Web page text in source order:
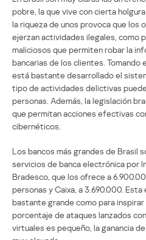
pobre, la que vive con cierta
la riqueza de unos provoca que los
ejerzan actividades ilegales, como
maliciosos que permiten robar la
bancarias de los clientes. Tomando
está bastante desarrollado el
tipo de actividades delictivas
personas. Además, la legislación
que permitan acciones efectivas
cibernéticos.
Los bancos más grandes de Brasil
servicios de banca electrónica por
Bradesco, que los ofrece a
personas y Caixa, a 3.690.000.
bastante grande como para
porcentaje de ataques lanzados
virtuales es pequeño, la ganancia